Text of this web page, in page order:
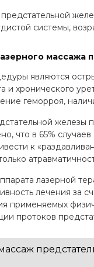
системы,
массажа
являются
хронического
геморроя,
что в 65%
к
лазерной
лечения за
применяемых
протоков